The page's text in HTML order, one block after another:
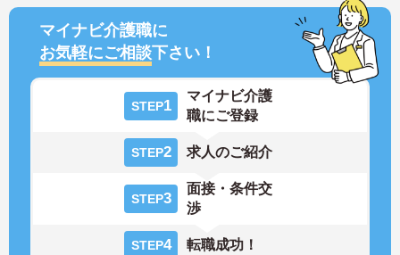
マイナビ介護職に
お気軽にご相談下さい！
STEP1
マイナビ介護
職にご登録
STEP2 求人のご紹介
STEP3
面接・条件交
渉
STEP4 転職成功！